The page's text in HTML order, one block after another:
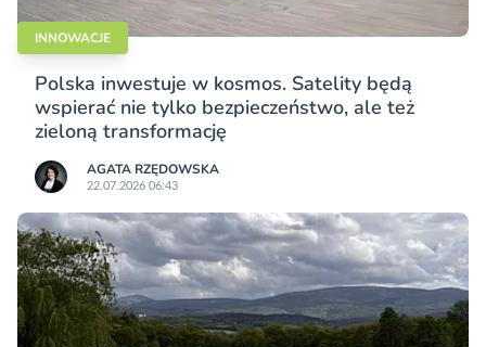
INNOWACJE
Polska inwestuje w kosmos. Satelity będą
wspierać nie tylko bezpieczeństwo, ale też
zieloną transformację
AGATA RZĘDOWSKA
22.07.2026 06:43